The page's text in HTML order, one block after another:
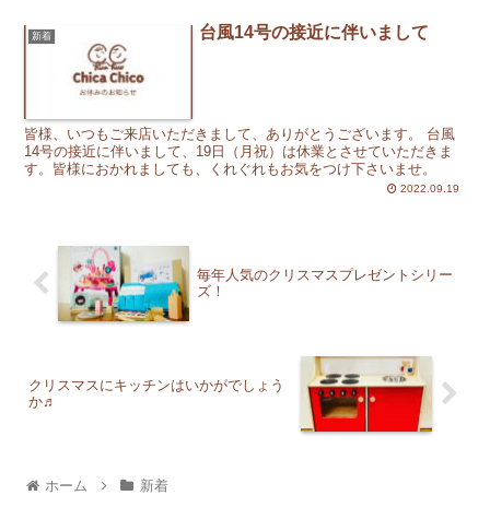
新着 台風14号の接近に伴いまして
皆様、いつもご来店いただきまして、ありがとうございます。 台風
14号の接近に伴いまして、19日（月祝）は休業とさせていただきま
す。皆様におかれましても、くれぐれもお気をつけ下さいませ。
2022.09.19
毎年人気のクリスマスプレゼントシリー
ズ！
クリスマスにキッチンはいかがでしょう
か♬
ホーム 新着